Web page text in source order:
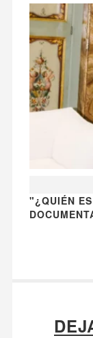
"¿QUIÉN